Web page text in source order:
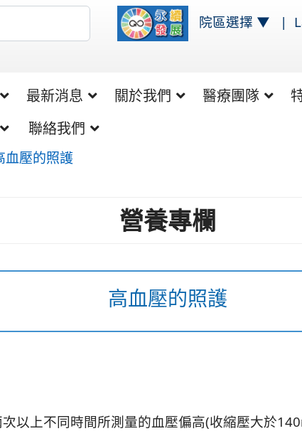
院區選擇 ▼ |
最新消息 關於我們 醫療團隊
聯絡我們
血壓的照護
營養專欄
高血壓的照護
以上不同時間所測量的血壓偏高(收縮壓大於